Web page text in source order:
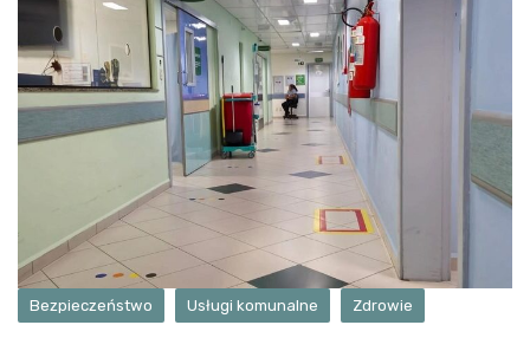
Bezpieczeństwo Usługi komunalne Zdrowie